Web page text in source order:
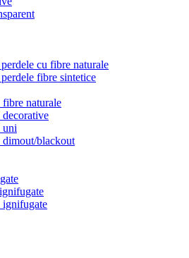
cu fibre naturale
fibre sintetice
naturale
uni
blackout